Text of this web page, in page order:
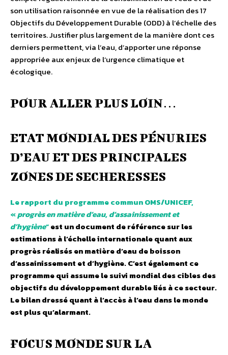
son utilisation raisonnée en vue de la réalisation des 17
Objectifs du Développement Durable (ODD) à l’échelle des
territoires. Justifier plus largement de la manière dont ces
derniers permettent, via l’eau, d’apporter une réponse
appropriée aux enjeux de l’urgence climatique et
écologique.
POUR ALLER PLUS LOIN…
ETAT MONDIAL DES PÉNURIES
D’EAU ET DES PRINCIPALES
ZONES DE SECHERESSES
Le rapport du programme commun OMS/UNICEF,
«progrès en matière d’eau, d’assainissement et
d’hygiène”est un document de référence sur les
estimations à l’échelle internationale quant aux
progrès réalisés en matière d’eau de boisson
d’assainissement et d’hygiène. C’est également ce
programme qui assume le suivi mondial des cibles des
objectifs du développement durable liés à ce secteur.
Le bilan dressé quant à l’accès à l’eau dans le monde
est plus qu’alarmant.
FOCUS MONDE SUR LA